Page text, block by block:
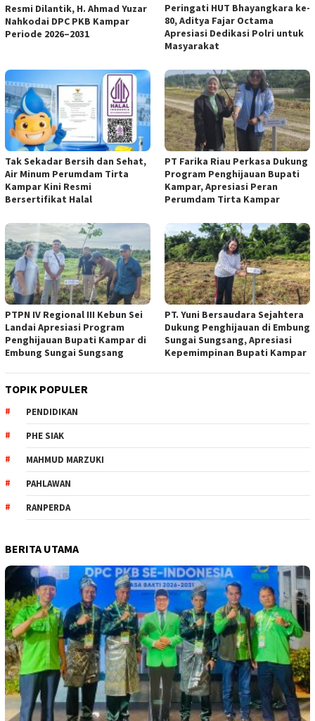
Resmi Dilantik, H. Ahmad Yuzar
Nahkodai DPC PKB Kampar
Periode 2026–2031
Peringati HUT Bhayangkara ke-
80, Aditya Fajar Octama
Apresiasi Dedikasi Polri untuk
Masyarakat
Tak Sekadar Bersih dan Sehat,
Air Minum Perumdam Tirta
Kampar Kini Resmi
Bersertifikat Halal
PT Farika Riau Perkasa Dukung
Program Penghijauan Bupati
Kampar, Apresiasi Peran
Perumdam Tirta Kampar
PTPN IV Regional III Kebun Sei
Landai Apresiasi Program
Penghijauan Bupati Kampar di
Embung Sungai Sungsang
PT. Yuni Bersaudara Sejahtera
Dukung Penghijauan di Embung
Sungai Sungsang, Apresiasi
Kepemimpinan Bupati Kampar ‎
TOPIK POPULER
PENDIDIKAN
PHE SIAK
MAHMUD MARZUKI
PAHLAWAN
RANPERDA
BERITA UTAMA